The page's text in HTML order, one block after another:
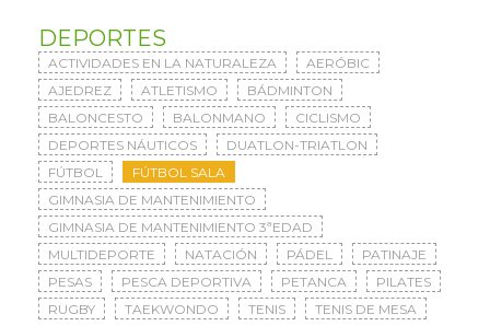
DEPORTES
ACTIVIDADES EN LA NATURALEZA
AERÓBIC
AJEDREZ
ATLETISMO
BÁDMINTON
BALONCESTO
BALONMANO
CICLISMO
DEPORTES NÁUTICOS
DUATLON-TRIATLON
FÚTBOL
FÚTBOL SALA
GIMNASIA DE MANTENIMIENTO
GIMNASIA DE MANTENIMIENTO 3ªEDAD
MULTIDEPORTE
NATACIÓN PÁDEL
PATINAJE
PESAS
PESCA DEPORTIVA PETANCA
PILATES
RUGBY
TAEKWONDO TENIS TENIS DE MESA